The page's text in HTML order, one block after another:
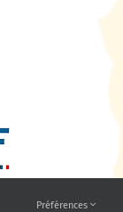
Préférences